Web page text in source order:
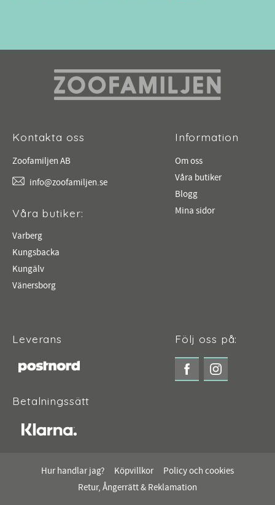
Kontakta oss
Zoofamiljen AB
info@zoofamiljen.se
Våra butiker:
Varberg
Kungsbacka
Kungälv
Vänersborg
Information
Om oss
Våra butiker
Blogg
Mina sidor
Leverans
Betalningssätt
Följ oss på:
Hur handlar jag? Köpvillkor
Policy och cookies
Retur, Ångerrätt & Reklamation